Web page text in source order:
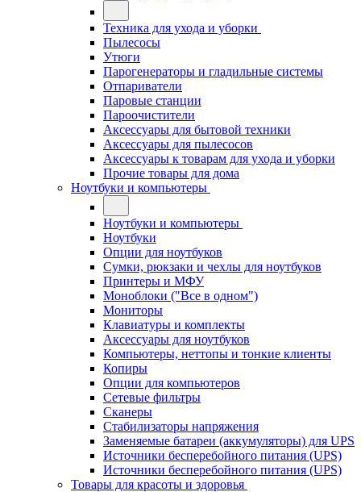
Техника для ухода и уборки
Пылесосы
Утюги
Парогенераторы и гладильные системы
Отпариватели
Паровые станции
Пароочистители
Аксессуары для бытовой техники
Аксессуары для пылесосов
Аксессуары к товарам для ухода и уборки
Прочие товары для дома
Ноутбуки и компьютеры
Ноутбуки и компьютеры
Ноутбуки
Опции для ноутбуков
Сумки, рюкзаки и чехлы для ноутбуков
Принтеры и МФУ
Моноблоки ("Все в одном")
Мониторы
Клавиатуры и комплекты
Аксессуары для ноутбуков
Компьютеры, неттопы и тонкие клиенты
Копиры
Опции для компьютеров
Сетевые фильтры
Сканеры
Стабилизаторы напряжения
Заменяемые батареи (аккумуляторы) для UPS
Источники бесперебойного питания (UPS)
Источники бесперебойного питания (UPS)
Товары для красоты и здоровья